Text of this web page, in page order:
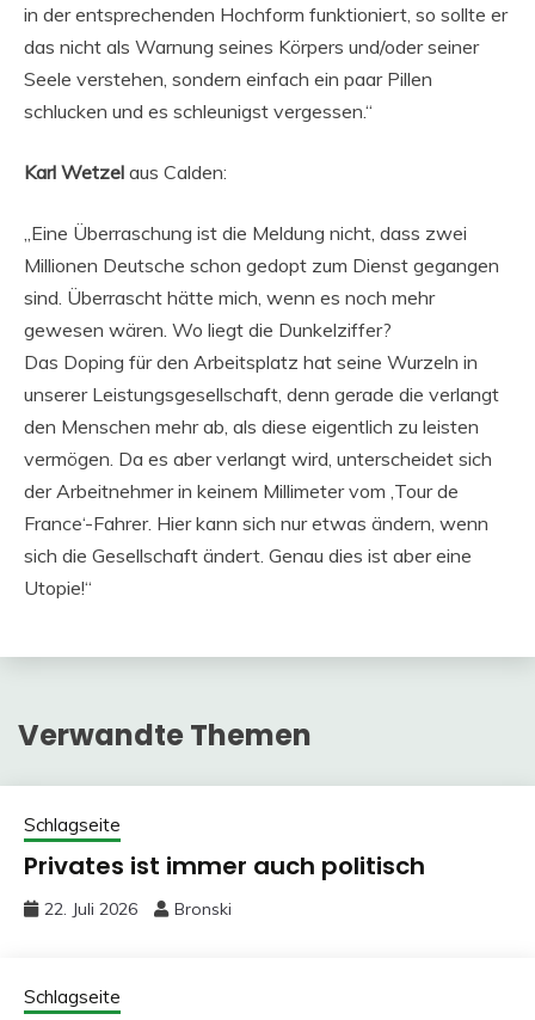
in der entsprechenden Hochform funktioniert, so sollte er
das nicht als Warnung seines Körpers und/oder seiner
Seele verstehen, sondern einfach ein paar Pillen
schlucken und es schleunigst vergessen.“
Karl Wetzel aus Calden:
„Eine Überraschung ist die Meldung nicht, dass zwei
Millionen Deutsche schon gedopt zum Dienst gegangen
sind. Überrascht hätte mich, wenn es noch mehr
gewesen wären. Wo liegt die Dunkelziffer?
Das Doping für den Arbeitsplatz hat seine Wurzeln in
unserer Leistungsgesellschaft, denn gerade die verlangt
den Menschen mehr ab, als diese eigentlich zu leisten
vermögen. Da es aber verlangt wird, unterscheidet sich
der Arbeitnehmer in keinem Millimeter vom ‚Tour de
France‘-Fahrer. Hier kann sich nur etwas ändern, wenn
sich die Gesellschaft ändert. Genau dies ist aber eine
Utopie!“
Verwandte Themen
Schlagseite
Privates ist immer auch politisch
22. Juli 2026 Bronski
Schlagseite